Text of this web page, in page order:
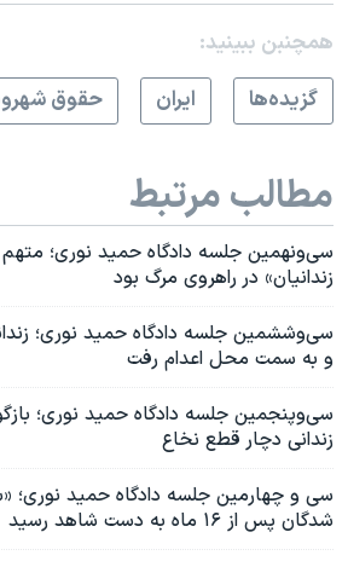
همچنبن ببینید:
گزيده‌ها
ايران حقوق
مطالب مرتبط
سی‌و‌نهمین جلسه دادگاه حمید نوری؛
زندانیان» در راهروی مرگ بود
سی‌وششمین جلسه دادگاه حمید نوری؛
و به سمت محل اعدام رفت
سی‌و‌پنجمین جلسه دادگاه حمید نوری؛
زندانی دچار قطع نخاع
سی و چهارمین جلسه دادگاه حمید نوری؛
شدگان پس از ۱۶ ماه به دست شاهد رسید